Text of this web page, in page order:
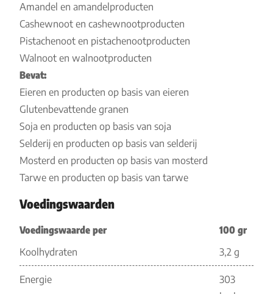
Amandel en amandelproducten
Cashewnoot en cashewnootproducten
Pistachenoot en pistachenootproducten
Walnoot en walnootproducten
Bevat:
Eieren en producten op basis van eieren
Glutenbevattende granen
Soja en producten op basis van soja
Selderij en producten op basis van selderij
Mosterd en producten op basis van mosterd
Tarwe en producten op basis van tarwe
Voedingswaarden
Voedingswaarde per
100 gr
Koolhydraten
3,2 g
Energie
303